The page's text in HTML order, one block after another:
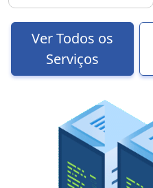
Ver Todos os
Serviços